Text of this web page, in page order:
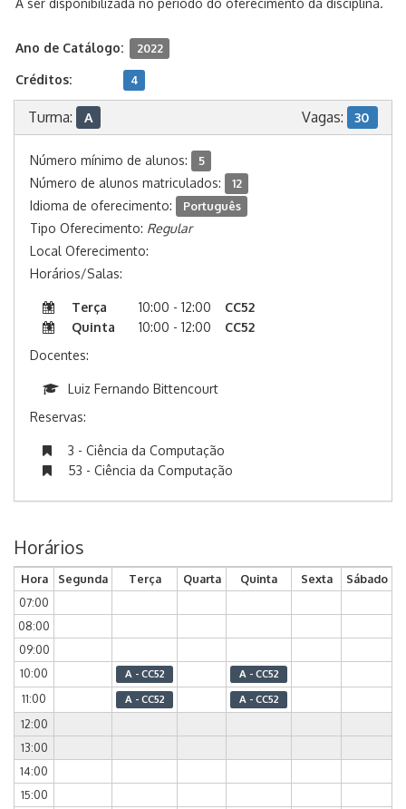
A ser disponibilizada no período do oferecimento da disciplina.
Ano de Catálogo: 2022
Créditos: 4
Turma: A Vagas: 30
Número mínimo de alunos: 5
Número de alunos matriculados: 12
Idioma de oferecimento: Português
Tipo Oferecimento: Regular
Local Oferecimento:
Horários/Salas:
Terça 10:00 - 12:00
CC52
Quinta
10:00 - 12:00
CC52
Docentes:
Luiz Fernando Bittencourt
Reservas:
3 - Ciência da Computação
53 - Ciência da Computação
Horários
Hora Segunda Terça Quarta Quinta Sexta
Sábado
07:00
08:00
09:00
10:00
A - CC52 A - CC52
11:00 A - CC52 A - CC52
12:00
13:00
14:00
15:00